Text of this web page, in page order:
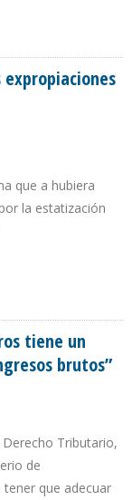
que a hubiera
la estatización
tiene un
brutos”
Derecho Tributario,
de
que adecuar